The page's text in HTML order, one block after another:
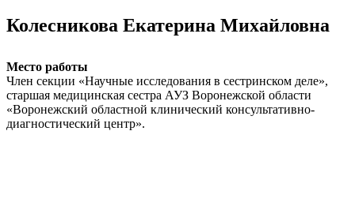
Колесникова Екатерина Михайловна
Место работы
Член секции «Научные исследования в сестринском деле»,
старшая медицинская сестра АУЗ Воронежской области
«Воронежский областной клинический консультативно-
диагностический центр».